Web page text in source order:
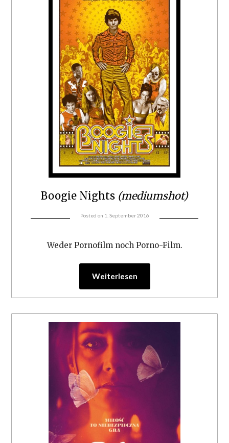
Boogie Nights (mediumshot)
Posted on 1. September 2016
Weder Pornofilm noch Porno-Film.
Weiterlesen